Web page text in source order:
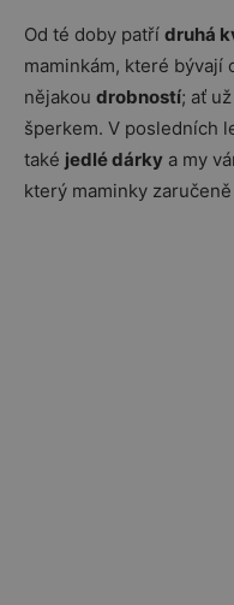
Od té doby patří druhá
maminkám, které bývají
nějakou drobností; ať
šperkem. V posledních
také jedlé dárky a my
který maminky